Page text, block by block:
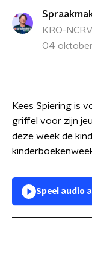
KRO-NCRV
04
Kees Spiering is
griffel voor zijn
deze week de
Speel audio